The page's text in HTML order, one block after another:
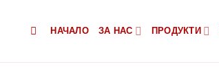
НАЧАЛО ЗА НАС ПРОДУКТИ